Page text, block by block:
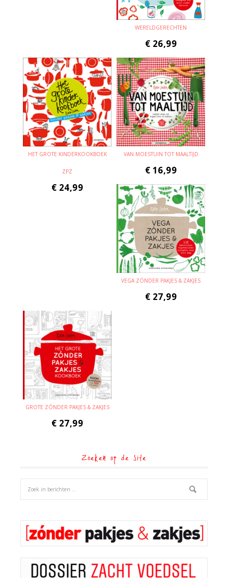
WERELDGERECHTEN
€ 26,99
HET GROTE KINDERKOOKBOEK
ZPZ
€ 24,99
VAN MOESTUIN TOT MAALTIJD
€ 16,99
VEGA ZÓNDER PAKJES & ZAKJES
€ 27,99
GROTE ZÓNDER PAKJES & ZAKJES
€ 27,99
Zoeken op de site